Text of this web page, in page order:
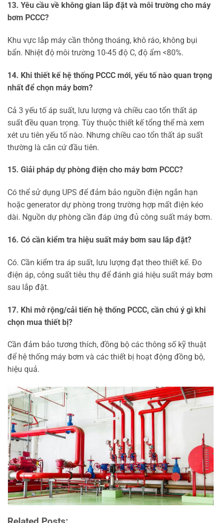
13. Yêu cầu về không gian lắp đặt và môi trường cho máy
bơm PCCC?
Khu vực lắp máy cần thông thoáng, khô ráo, không bụi
bẩn. Nhiệt độ môi trường 10-45 độ C, độ ẩm <80%.
14. Khi thiết kế hệ thống PCCC mới, yếu tố nào quan trọng
nhất để chọn máy bơm?
Cả 3 yếu tố áp suất, lưu lượng và chiều cao tổn thất áp
suất đều quan trọng. Tùy thuộc thiết kế tổng thể mà xem
xét ưu tiên yếu tố nào. Nhưng chiều cao tổn thất áp suất
thường là căn cứ đầu tiên.
15. Giải pháp dự phòng điện cho máy bơm PCCC?
Có thể sử dụng UPS để đảm bảo nguồn điện ngắn hạn
hoặc generator dự phòng trong trường hợp mất điện kéo
dài. Nguồn dự phòng cần đáp ứng đủ công suất máy bơm.
16. Có cần kiểm tra hiệu suất máy bơm sau lắp đặt?
Có. Cần kiểm tra áp suất, lưu lượng đạt theo thiết kế. Đo
điện áp, công suất tiêu thụ để đánh giá hiệu suất máy bơm
sau lắp đặt.
17. Khi mở rộng/cải tiến hệ thống PCCC, cần chú ý gì khi
chọn mua thiết bị?
Cần đảm bảo tương thích, đồng bộ các thông số kỹ thuật
để hệ thống máy bơm và các thiết bị hoạt động đồng bộ,
hiệu quả.